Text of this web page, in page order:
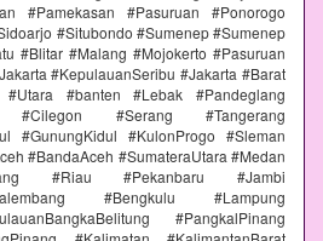
#Pamekasan #Pasuruan #Ponorogo
#Situbondo #Sumenep #Sumenep
#Blitar #Malang #Mojokerto #Pasuruan
#KepulauanSeribu #Jakarta #Barat
#banten #Lebak #Pandeglang
#Cilegon #Serang #Tangerang
#GunungKidul #KulonProgo #Sleman
#BandaAceh #SumateraUtara #Medan
#Riau #Pekanbaru #Jambi
#Bengkulu #Lampung
#PangkalPinang